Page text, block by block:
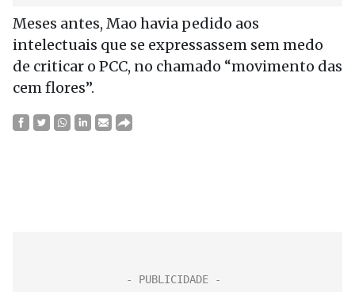
Meses antes, Mao havia pedido aos
intelectuais que se expressassem sem medo
de criticar o PCC, no chamado “movimento das
cem flores”.